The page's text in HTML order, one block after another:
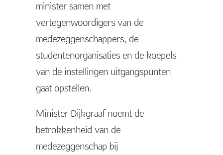
minister samen met
vertegenwoordigers van de
medezeggenschappers, de
studentenorganisaties en de koepels
van de instellingen uitgangspunten
gaat opstellen.
Minister Dijkgraaf noemt de
betrokkenheid van de
medezeggenschap bij